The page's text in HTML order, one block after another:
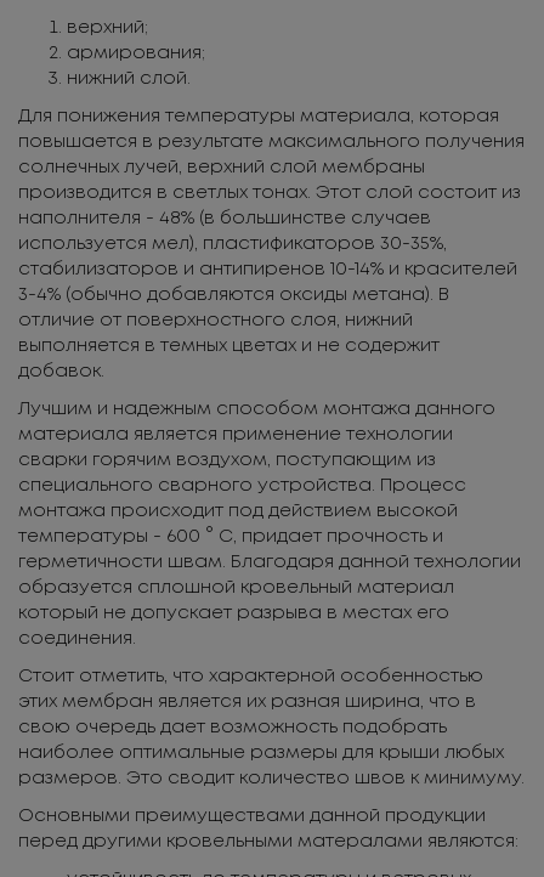
верхний;
армирования;
нижний слой.
Для понижения температуры материала, которая
повышается в результате максимального получения
солнечных лучей, верхний слой мембраны
производится в светлых тонах. Этот слой состоит из
наполнителя - 48% (в большинстве случаев
используется мел), пластификаторов 30-35%,
стабилизаторов и антипиренов 10-14% и красителей
3-4% (обычно добавляются оксиды метана). В
отличие от поверхностного слоя, нижний
выполняется в темных цветах и не содержит
добавок.
Лучшим и надежным способом монтажа данного
материала является применение технологии
сварки горячим воздухом, поступающим из
специального сварного устройства. Процесс
монтажа происходит под действием высокой
температуры - 600 ° С, придает прочность и
герметичности швам. Благодаря данной технологии
образуется сплошной кровельный материал
который не допускает разрыва в местах его
соединения.
Стоит отметить, что характерной особенностью
этих мембран является их разная ширина, что в
свою очередь дает возможность подобрать
наиболее оптимальные размеры для крыши любых
размеров. Это сводит количество швов к минимуму.
Основными преимуществами данной продукции
перед другими кровельными матералами являются: